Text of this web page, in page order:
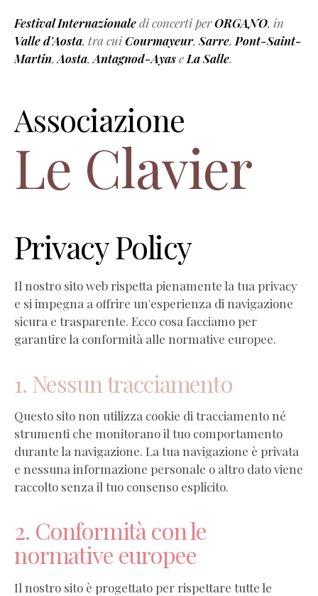
Festival Internazionaledi concerti perORGANO, in
Valle d'Aosta, tra cuiCourmayeur, Sarre, Pont-Saint-
Martin,Aosta,Antagnod-Ayase La Salle.
Associazione
Le Clavier
Privacy Policy
Il nostro sito web rispetta pienamente la tua privacy
e si impegna a offrire un'esperienza di navigazione
sicura e trasparente. Ecco cosa facciamo per
garantire la conformità alle normative europee.
1. Nessun tracciamento
Questo sito non utilizza cookie di tracciamento né
strumenti che monitorano il tuo comportamento
durante la navigazione. La tua navigazione è privata
e nessuna informazione personale o altro dato viene
raccolto senza il tuo consenso esplicito.
2. Conformità con le
normative europee
Il nostro sito è progettato per rispettare tutte le